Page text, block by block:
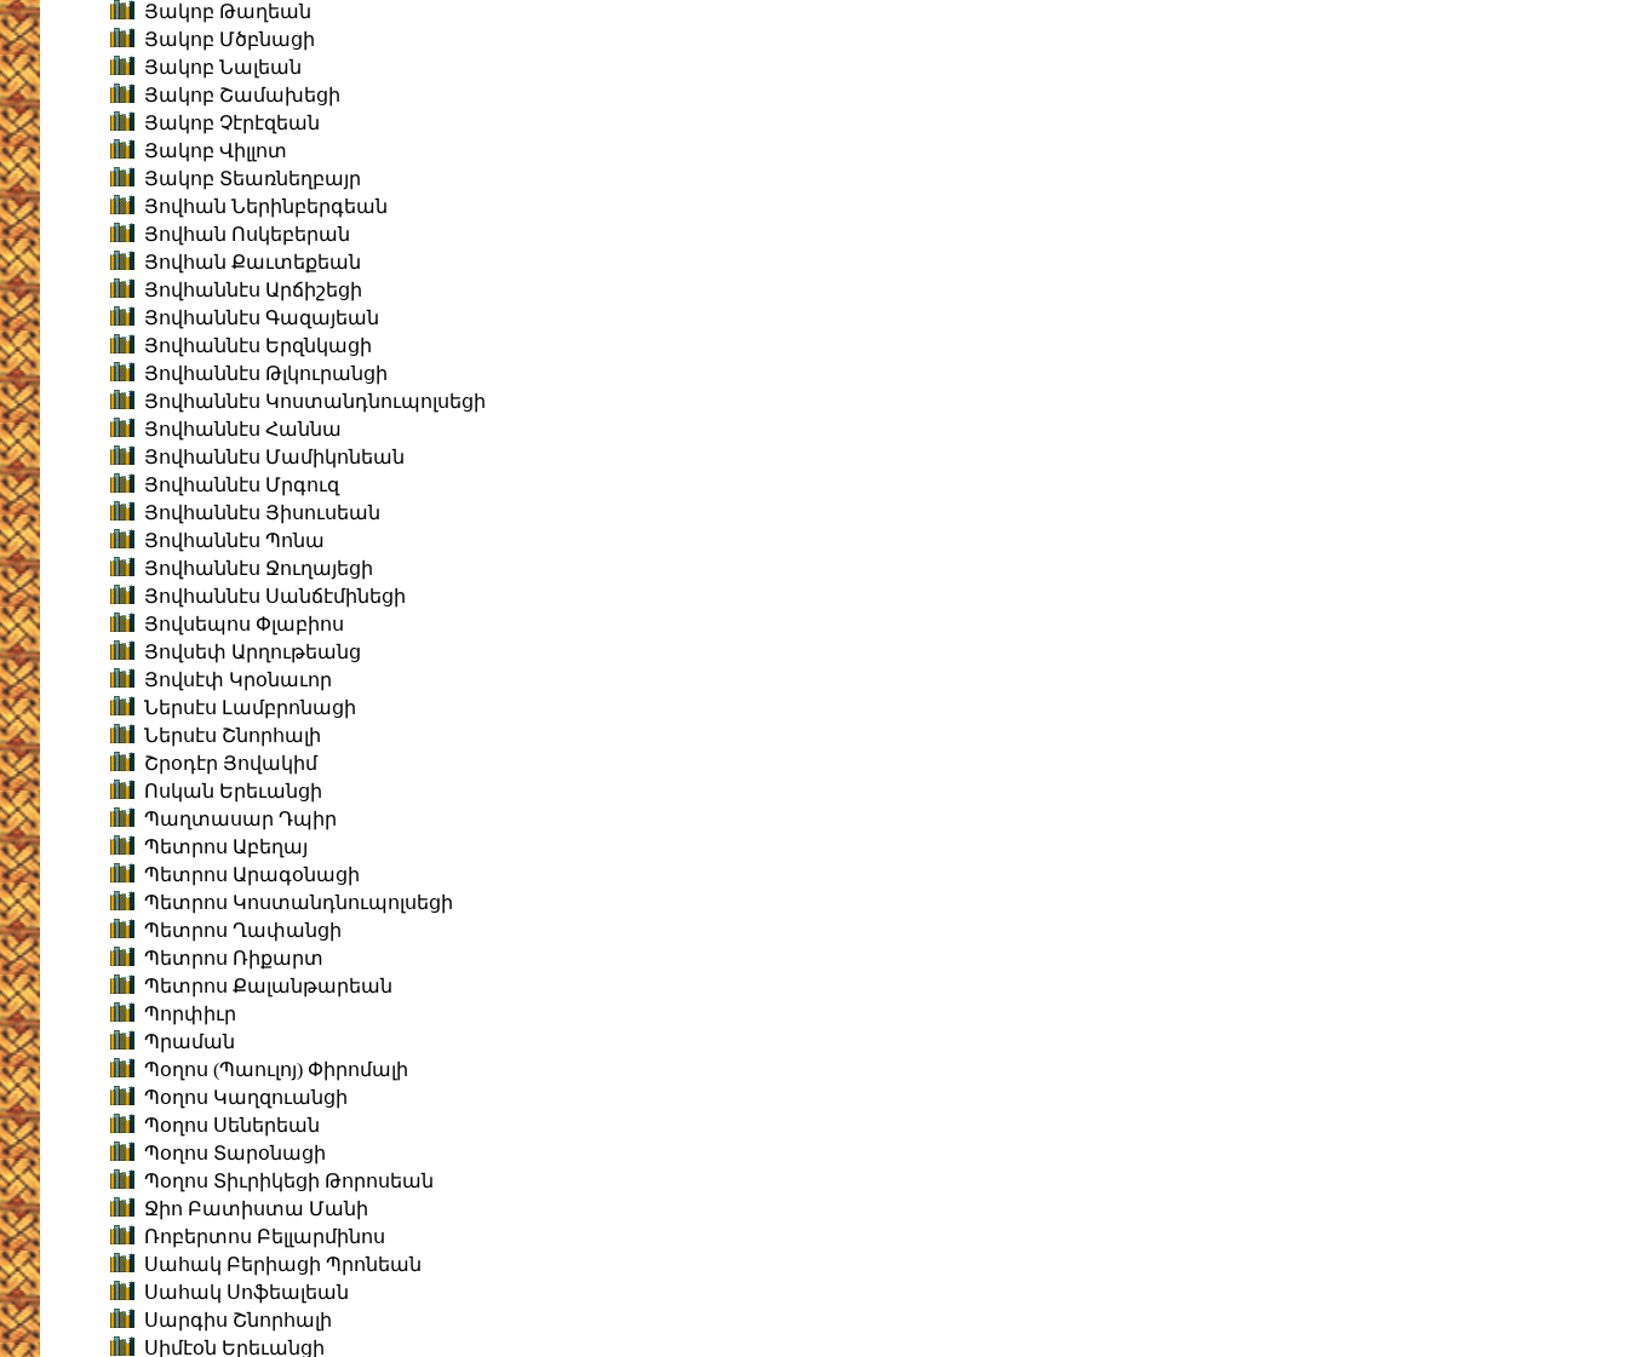
Յակոբ Թաղեան
Յակոբ Մծբնացի
Յակոբ Նալեան
Յակոբ Շամախեցի
Յակոբ Չէրէզեան
Յակոբ Վիլլոտ
Յակոբ Տեառնեղբայր
Յովհան Ներինբերգեան
Յովհան Ոսկեբերան
Յովհան Քաւտեքեան
Յովհաննէս Արճիշեցի
Յովհաննէս Գազայեան
Յովհաննէս Երզնկացի
Յովհաննէս Թլկուրանցի
Յովհաննէս Կոստանդնուպոլսեցի
Յովհաննէս Հաննա
Յովհաննէս Մամիկոնեան
Յովհաննէս Մրգուզ
Յովհաննէս Յիսուսեան
Յովհաննէս Պոնա
Յովհաննէս Ջուղայեցի
Յովհաննէս Սանճէմինեցի
Յովսեպոս Փլաբիոս
Յովսեփ Արղութեանց
Յովսէփ Կրօնաւոր
Ներսէս Լամբրոնացի
Ներսէս Շնորհալի
Շրօդէր Յովակիմ
Ոսկան Երեւանցի
Պաղտասար Դպիր
Պետրոս Աբեղայ
Պետրոս Արագօնացի
Պետրոս Կոստանդնուպոլսեցի
Պետրոս Ղափանցի
Պետրոս Ռիքարտ
Պետրոս Քալանթարեան
Պորփիւր
Պրաման
Պօղոս (Պաուլոյ) Փիրոմալի
Պօղոս Կաղզուանցի
Պօղոս Սեներեան
Պօղոս Տարօնացի
Պօղոս Տիւրիկեցի Թորոսեան
Ջիո Բատիստա Մանի
Ռոբերտոս Բելլարմինոս
Սահակ Բերիացի Պրոնեան
Սահակ Սոֆեալեան
Սարգիս Շնորհալի
Սիմէօն Երեւանցի